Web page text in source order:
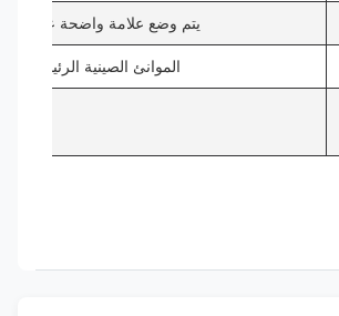
يتم وضع علامة واضحة على
الموانئ الصينية الرئيسية